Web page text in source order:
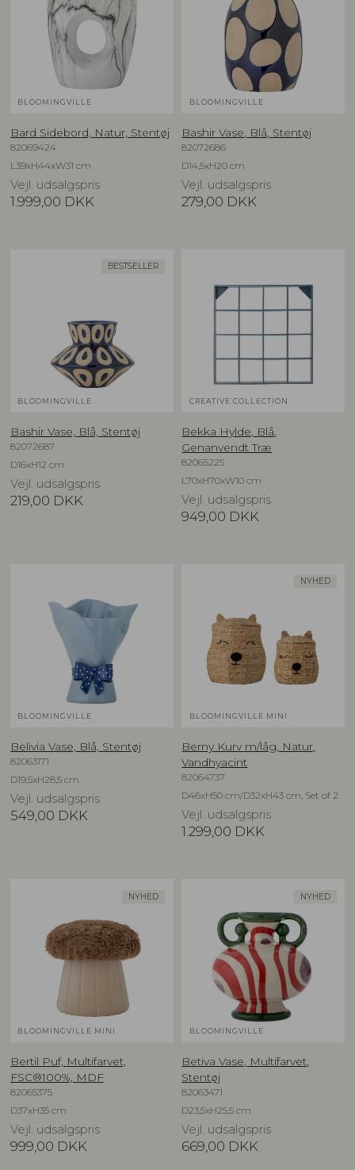
BLOOMINGVILLE
Bard Sidebord, Natur, Stentøj
82069424
L39xH44xW31 cm
Vejl. udsalgspris
1.999,00 DKK
BLOOMINGVILLE
Bashir Vase, Blå, Stentøj
82072686
D14,5xH20 cm
Vejl. udsalgspris
279,00 DKK
BESTSELLER
BLOOMINGVILLE
Bashir Vase, Blå, Stentøj
82072687
D16xH12 cm
Vejl. udsalgspris
219,00 DKK
CREATIVE COLLECTION
Bekka Hylde, Blå,
Genanvendt Træ
82065225
L70xH70xW10 cm
Vejl. udsalgspris
949,00 DKK
BLOOMINGVILLE
Belivia Vase, Blå, Stentøj
82063171
D19,5xH28,5 cm
Vejl. udsalgspris
549,00 DKK
NYHED
BLOOMINGVILLE MINI
Berny Kurv m/låg, Natur,
Vandhyacint
82064737
D46xH50 cm/D32xH43 cm, Set of 2
Vejl. udsalgspris
1.299,00 DKK
NYHED
BLOOMINGVILLE MINI
Bertil Puf, Multifarvet,
FSC®100%, MDF
82065375
D37xH35 cm
Vejl. udsalgspris
999,00 DKK
NYHED
BLOOMINGVILLE
Betiva Vase, Multifarvet,
Stentøj
82063471
D23,5xH25,5 cm
Vejl. udsalgspris
669,00 DKK